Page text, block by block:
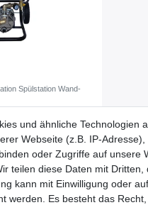
Spülstation Wand-
295,00 € *
und ähnliche
Webseite (z.B. IP-
oder Zugriffe auf unsere
teilen diese Daten mit Dritten,
kann mit Einwilligung oder
werden. Es besteht das